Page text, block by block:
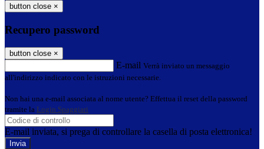
button close ×
Recupero password
button close ×
E-mail Verrà inviato un messaggio
all'indirizzo indicato con le istruzioni necessarie.
Non hai una e-mail associata al nome utente? Effettua il reset della password
tramite la Login Spaggiari
E-mail inviata, si prega di controllare la casella di posta elettronica!